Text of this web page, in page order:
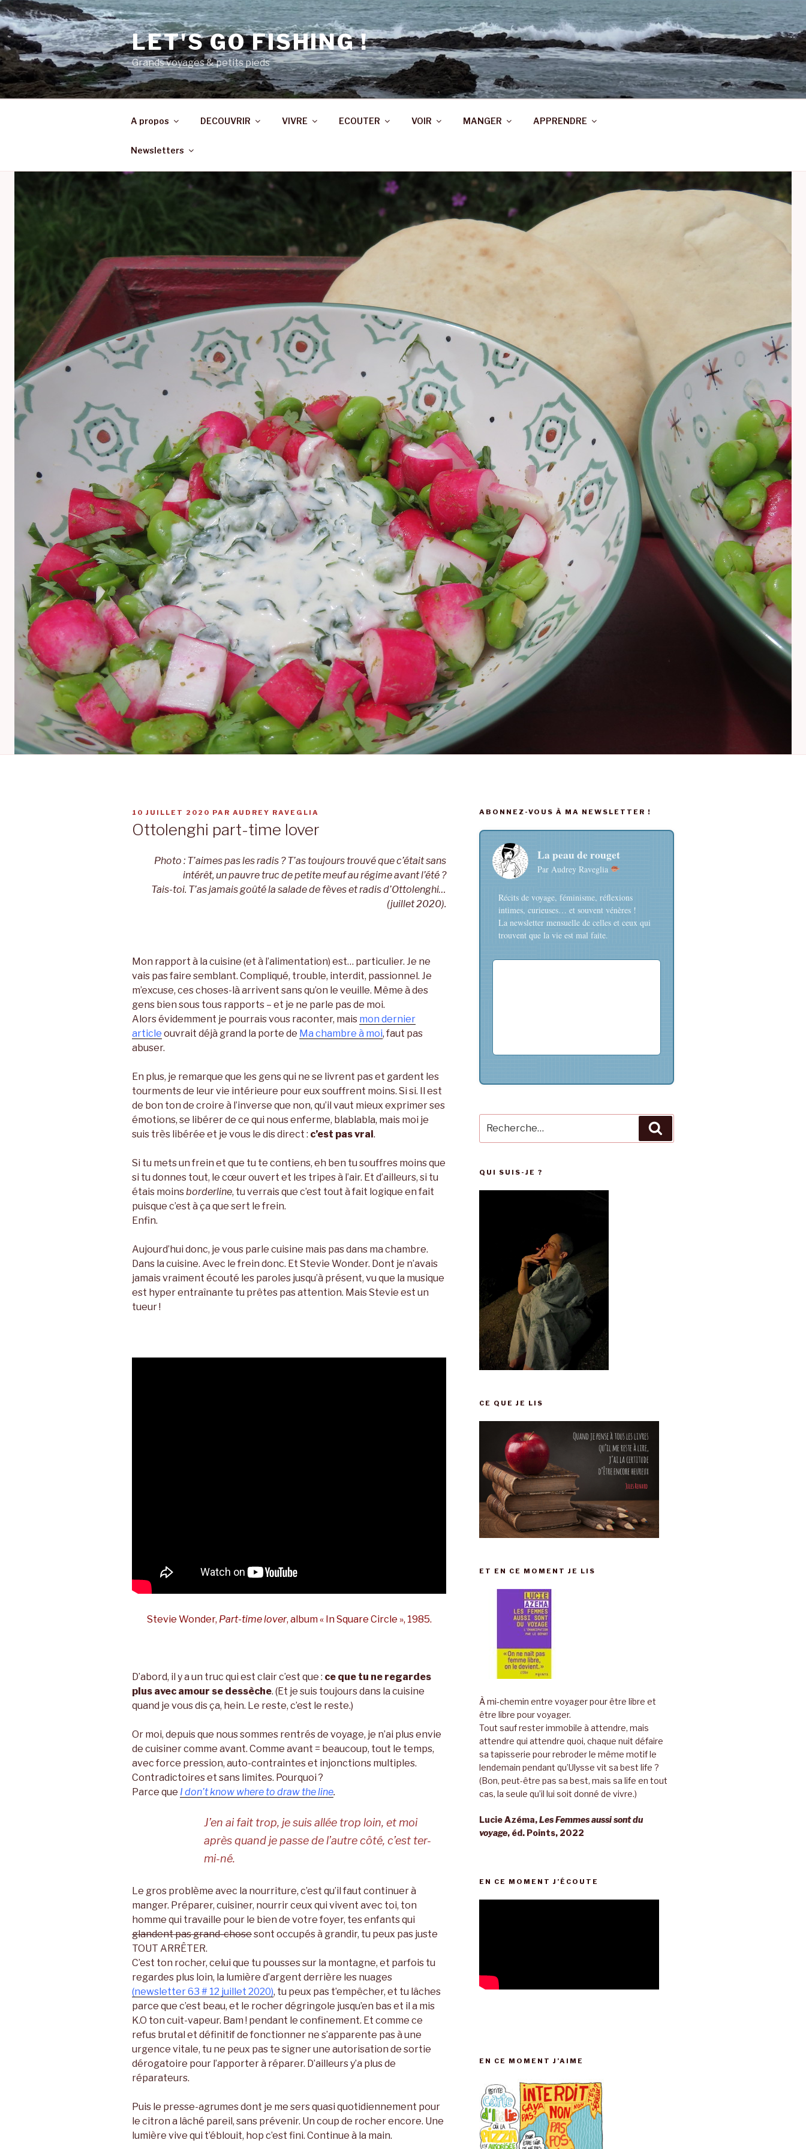
Aller
au
contenu
principal
LET'S GO FISHING !
Grands voyages & petits pieds
A propos DECOUVRIR VIVRE ECOUTER VOIR MANGER APPRENDRE
Newsletters
PUBLIÉ
LE
10 JUILLET 2020 PAR AUDREY RAVEGLIA
Ottolenghi part-time lover
Photo : T’aimes pas les radis ? T’as toujours trouvé que c’était sans
intérêt, un pauvre truc de petite meuf au régime avant l’été ?
Tais-toi. T’as jamais goûté la salade de fèves et radis d’Ottolenghi…
(juillet 2020).
Mon rapport à la cuisine (et à l’alimentation) est… particulier. Je ne
vais pas faire semblant. Compliqué, trouble, interdit, passionnel. Je
m’excuse, ces choses-là arrivent sans qu’on le veuille. Même à des
gens bien sous tous rapports – et je ne parle pas de moi.
Alors évidemment je pourrais vous raconter, mais mon dernier
article ouvrait déjà grand la porte de Ma chambre à moi, faut pas
abuser.
En plus, je remarque que les gens qui ne se livrent pas et gardent les
tourments de leur vie intérieure pour eux souffrent moins. Si si. Il est
de bon ton de croire à l’inverse que non, qu’il vaut mieux exprimer ses
émotions, se libérer de ce qui nous enferme, blablabla, mais moi je
suis très libérée et je vous le dis direct : c’est pas vrai.
Si tu mets un frein et que tu te contiens, eh ben tu souffres moins que
si tu donnes tout, le cœur ouvert et les tripes à l’air. Et d’ailleurs, si tu
étais moinsborderline, tu verrais que c’est tout à fait logique en fait
puisque c’est à ça que sert le frein.
Enfin.
Aujourd’hui donc, je vous parle cuisine mais pas dans ma chambre.
Dans la cuisine. Avec le frein donc. Et Stevie Wonder. Dont je n’avais
jamais vraiment écouté les paroles jusqu’à présent, vu que la musique
est hyper entraînante tu prêtes pas attention. Mais Stevie est un
tueur !
Stevie Wonder, Part-time lover, album « In Square Circle », 1985.
D’abord, il y a un truc qui est clair c’est que : ce que tu ne regardes
plus avec amour se dessèche. (Et je suis toujours dans la cuisine
quand je vous dis ça, hein. Le reste, c’est le reste.)
Or moi, depuis que nous sommes rentrés de voyage, je n’ai plus envie
de cuisiner comme avant. Comme avant = beaucoup, tout le temps,
avec force pression, auto-contraintes et injonctions multiples.
Contradictoires et sans limites. Pourquoi ?
Parce que I don’t know where to draw the line.
J’en ai fait trop, je suis allée trop loin, et moi
après quand je passe de l’autre côté, c’est ter-
mi-né.
Le gros problème avec la nourriture, c’est qu’il faut continuer à
manger. Préparer, cuisiner, nourrir ceux qui vivent avec toi, ton
homme qui travaille pour le bien de votre foyer, tes enfants qui
glandent pas grand-chosesont occupés à grandir, tu peux pas juste
TOUT ARRÊTER.
C’est ton rocher, celui que tu pousses sur la montagne, et parfois tu
regardes plus loin, la lumière d’argent derrière les nuages
(newsletter 63 # 12 juillet 2020), tu peux pas t’empêcher, et tu lâches
parce que c’est beau, et le rocher dégringole jusqu’en bas et il a mis
K.O ton cuit-vapeur. Bam ! pendant le confinement. Et comme ce
refus brutal et définitif de fonctionner ne s’apparente pas à une
urgence vitale, tu ne peux pas te signer une autorisation de sortie
dérogatoire pour l’apporter à réparer. D’ailleurs y’a plus de
réparateurs.
Puis le presse-agrumes dont je me sers quasi quotidiennement pour
le citron a lâché pareil, sans prévenir. Un coup de rocher encore. Une
lumière vive qui t’éblouit, hop c’est fini. Continue à la main.
ABONNEZ-VOUS À MA NEWSLETTER !
La peau de rouget
Par Audrey Raveglia
Récits de voyage, féminisme, réflexions
intimes, curieuses… et souvent vénères !
La newsletter mensuelle de celles et ceux qui
trouvent que la vie est mal faite.
pour
QUI SUIS-JE ?
CE QUE JE LIS
ET EN CE MOMENT JE LIS
À mi-chemin entre voyager pour être libre et
être libre pour voyager.
Tout sauf rester immobile à attendre, mais
attendre qui attendre quoi, chaque nuit défaire
sa tapisserie pour rebroder le même motif le
lendemain pendant qu’Ulysse vit sa best life ?
(Bon, peut-être pas sa best, mais sa life en tout
cas, la seule qu’il lui soit donné de vivre.)
Lucie Azéma,Les Femmes aussi sont du
voyage, éd. Points, 2022
EN CE MOMENT J’ÉCOUTE
EN CE MOMENT J’AIME